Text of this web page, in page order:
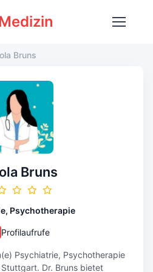
Bruns
Bruns
Psychotherapie
Profilaufrufe
Psychiatrie, Psychotherapie
Dr. Bruns bietet